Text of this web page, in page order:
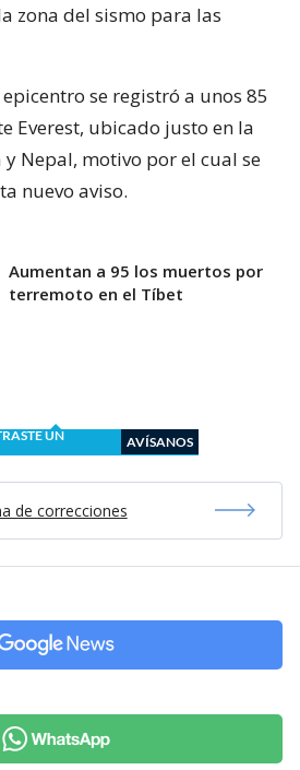
zona del sismo para las
se registró a unos 85
Everest, ubicado justo en la
Nepal, motivo por el cual se
nuevo aviso.
Aumentan a 95 los muertos por
terremoto en el Tíbet
UN
AVÍSANOS
de correcciones